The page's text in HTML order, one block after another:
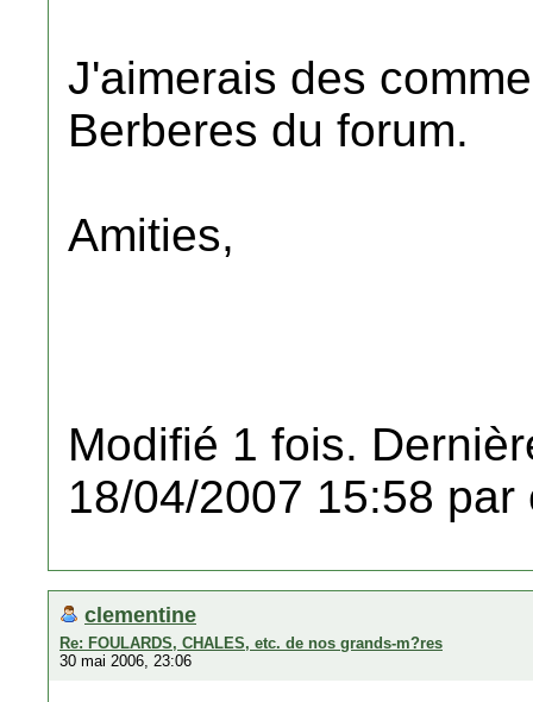
J'aimerais des
Berberes du forum.
Amities,
Modifié 1 fois.
18/04/2007 15:58 par
clementine
Re: FOULARDS, CHALES, etc. de nos grands-m?res
30 mai 2006, 23:06